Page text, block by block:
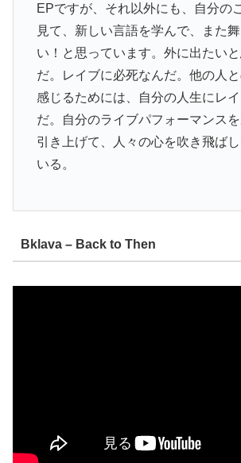
EPですが、それ以外にも、自分の
見て、新しい言語を学んで、また
い！と思っています。外に出たい
だ。レイブに必死なんだ。他の人
感じるためには、自分の人生にレ
だ。自分のライブパフォーマンス
引き上げて、人々の心を吹き飛ば
いる。
Bklava – Back to Then